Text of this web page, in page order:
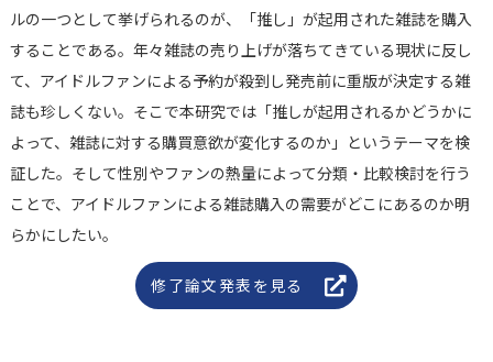
ルの一つとして挙げられるのが、「推し」が起用された雑誌を購入
することである。年々雑誌の売り上げが落ちてきている現状に反し
て、アイドルファンによる予約が殺到し発売前に重版が決定する雑
誌も珍しくない。そこで本研究では「推しが起用されるかどうかに
よって、雑誌に対する購買意欲が変化するのか」というテーマを検
証した。そして性別やファンの熱量によって分類・比較検討を行う
ことで、アイドルファンによる雑誌購入の需要がどこにあるのか明
らかにしたい。
修了論文発表を見る